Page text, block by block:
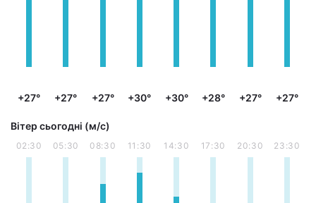
+27° +27° +27° +30° +30° +28° +27° +27°
Вітер сьогодні (м/с)
02:30 05:30 08:30 11:30 14:30 17:30 20:30 23:30